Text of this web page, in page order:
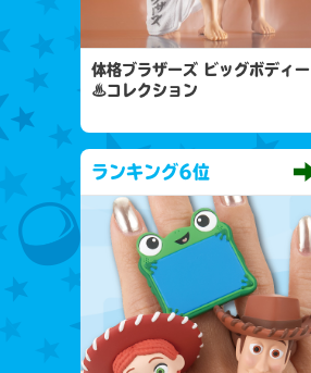
体格ブラザーズ ビッグボディー
♨コレクション
ランキング6位